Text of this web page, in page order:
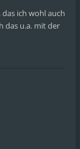
ich wohl auch
das u.a. mit der